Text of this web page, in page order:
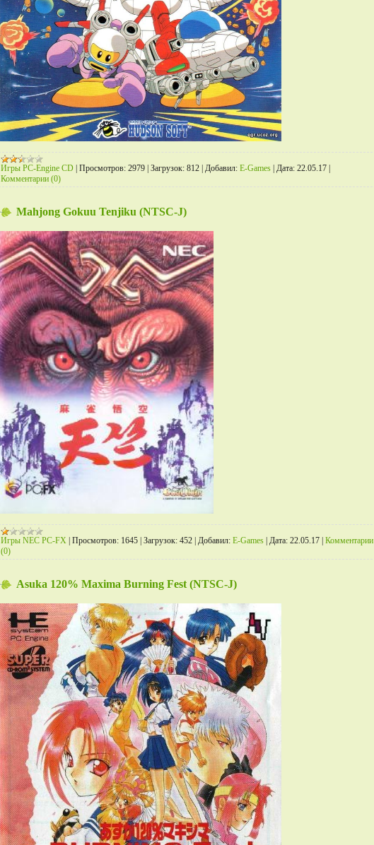
Игры PC-Engine CD Просмотров: 2979 Загрузок: 812 Добавил: E-Games Дата: 22.05.17
Комментарии (0)
Mahjong Gokuu Tenjiku (NTSC-J)
Игры NEC PC-FX Просмотров: 1645 Загрузок: 452 Добавил: E-Games Дата: 22.05.17 Комментарии
(0)
Asuka 120% Maxima Burning Fest (NTSC-J)